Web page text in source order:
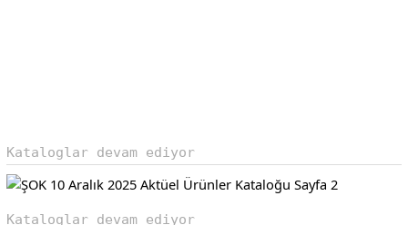
Kataloglar devam ediyor
Kataloglar devam ediyor